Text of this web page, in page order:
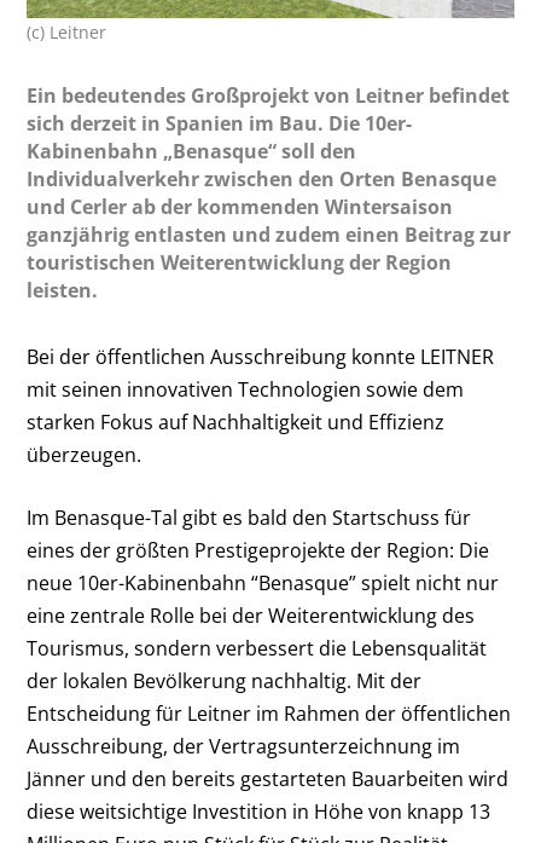
(c) Leitner
Ein bedeutendes Großprojekt von Leitner befindet
sich derzeit in Spanien im Bau. Die 10er-
Kabinenbahn „Benasque“ soll den
Individualverkehr zwischen den Orten Benasque
und Cerler ab der kommenden Wintersaison
ganzjährig entlasten und zudem einen Beitrag zur
touristischen Weiterentwicklung der Region
leisten.
Bei der öffentlichen Ausschreibung konnte LEITNER
mit seinen innovativen Technologien sowie dem
starken Fokus auf Nachhaltigkeit und Effizienz
überzeugen.
Im Benasque-Tal gibt es bald den Startschuss für
eines der größten Prestigeprojekte der Region: Die
neue 10er-Kabinenbahn “Benasque” spielt nicht nur
eine zentrale Rolle bei der Weiterentwicklung des
Tourismus, sondern verbessert die Lebensqualität
der lokalen Bevölkerung nachhaltig. Mit der
Entscheidung für Leitner im Rahmen der öffentlichen
Ausschreibung, der Vertragsunterzeichnung im
Jänner und den bereits gestarteten Bauarbeiten wird
diese weitsichtige Investition in Höhe von knapp 13